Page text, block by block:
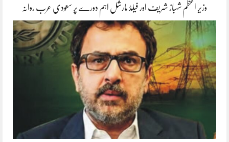
وزیر اعظم شہباز شریف اور فیلڈ مارشل اہم دورے پر سعودی عرب روانہ